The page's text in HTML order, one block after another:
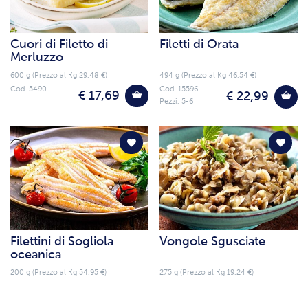
Cuori di Filetto di
Merluzzo
600 g (Prezzo al Kg 29.48 €)
€ 17,69
Cod. 5490
Filetti di Orata
494 g (Prezzo al Kg 46.54 €)
€ 22,99
Cod. 15596
Pezzi: 5-6
Filettini di Sogliola
oceanica
200 g (Prezzo al Kg 54.95 €)
Vongole Sgusciate
275 g (Prezzo al Kg 19.24 €)